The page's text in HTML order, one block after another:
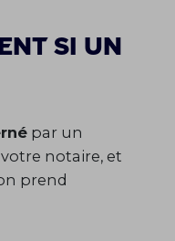
si un
par un
notaire, et
prend